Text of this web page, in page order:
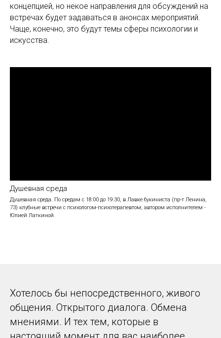
концепцией, но некое направления для обсуждений на
встречах будет задаваться в анонсах мероприятий.
Чаще, конечно, это будут темы сферы психологии и
искусства.
Душевная среда
Душевная среда. По средам с 18:00 до 19:30, в Лавке букиниста (пр-т Ленина,
73) клубные встречи с психологом-психотерапевтом, автором исполнителем -
Юлией Латкиной.
Хотелось бы непосредственного, живого
общения. Открытого диалога. Обмена
мнениями. И тех тем, которые в